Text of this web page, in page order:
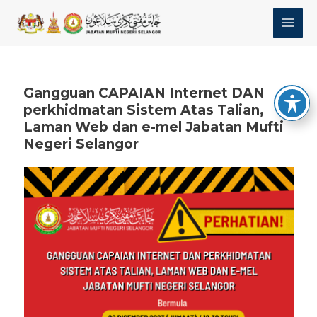
Gangguan CAPAIAN Internet DAN
perkhidmatan Sistem Atas Talian,
Laman Web dan e-mel Jabatan Mufti
Negeri Selangor